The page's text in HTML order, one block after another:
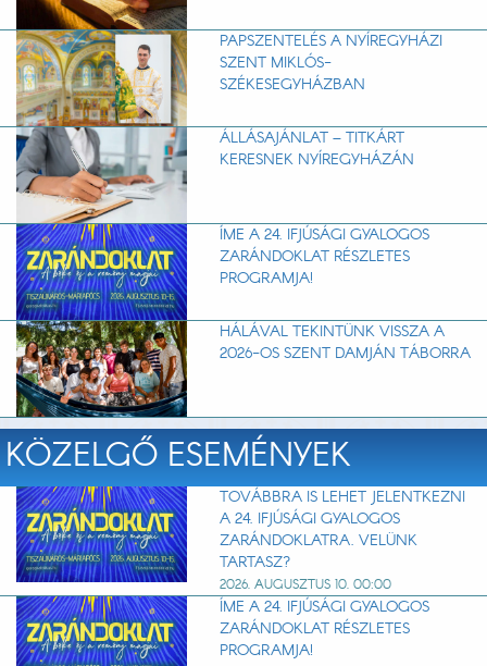
PAPSZENTELÉS A NYÍREGYHÁZI
SZENT MIKLÓS-
SZÉKESEGYHÁZBAN
ÁLLÁSAJÁNLAT – TITKÁRT
KERESNEK NYÍREGYHÁZÁN
ÍME A 24. IFJÚSÁGI GYALOGOS
ZARÁNDOKLAT RÉSZLETES
PROGRAMJA!
HÁLÁVAL TEKINTÜNK VISSZA A
2026-OS SZENT DAMJÁN TÁBORRA
KÖZELGŐ ESEMÉNYEK
TOVÁBBRA IS LEHET JELENTKEZNI
A 24. IFJÚSÁGI GYALOGOS
ZARÁNDOKLATRA. VELÜNK
TARTASZ?
2026. AUGUSZTUS 10. 00:00
ÍME A 24. IFJÚSÁGI GYALOGOS
ZARÁNDOKLAT RÉSZLETES
PROGRAMJA!